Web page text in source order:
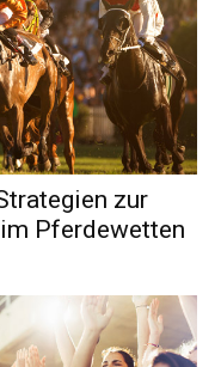
zur
Pferdewetten